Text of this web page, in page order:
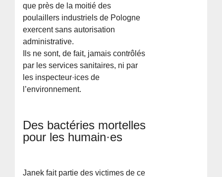
que près de la moitié des
poulaillers industriels de Pologne
exercent sans autorisation
administrative.
Ils ne sont, de fait, jamais contrôlés
par les services sanitaires, ni par
les inspecteur·ices de
l’environnement.
Des bactéries mortelles
pour les humain·es
Janek fait partie des victimes de ce